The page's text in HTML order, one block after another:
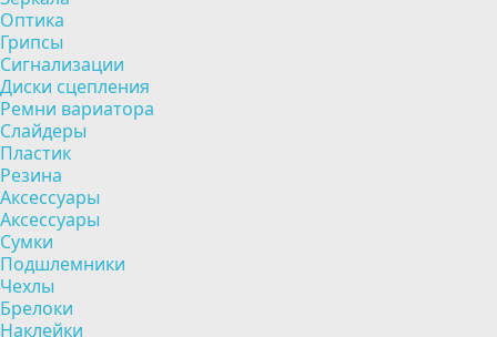
Оптика
Грипсы
Сигнализации
Диски сцепления
Ремни вариатора
Слайдеры
Пластик
Резина
Аксессуары
Аксессуары
Сумки
Подшлемники
Чехлы
Брелоки
Наклейки